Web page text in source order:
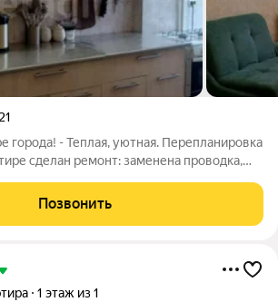
21
города! - Теплая, уютная. Перепланировка
сделан ремонт: заменена проводка,
потолки, новая входная дверь. - С/у в
Позвонить
1 этаж из 1